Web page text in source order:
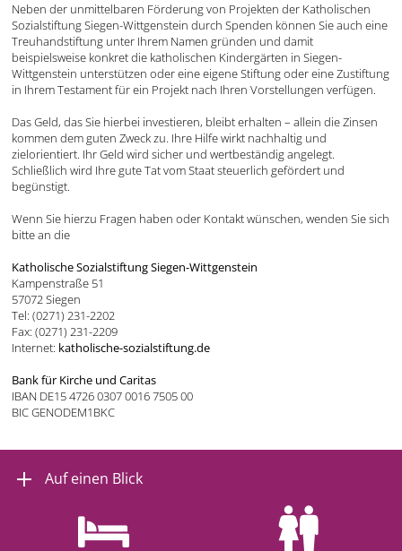
Neben der unmittelbaren Förderung von Projekten der Katholischen
Sozialstiftung Siegen-Wittgenstein durch Spenden können Sie auch eine
Treuhandstiftung unter Ihrem Namen gründen und damit
beispielsweise konkret die katholischen Kindergärten in Siegen-
Wittgenstein unterstützen oder eine eigene Stiftung oder eine Zustiftung
in Ihrem Testament für ein Projekt nach Ihren Vorstellungen verfügen.
Das Geld, das Sie hierbei investieren, bleibt erhalten – allein die Zinsen
kommen dem guten Zweck zu. Ihre Hilfe wirkt nachhaltig und
zielorientiert. Ihr Geld wird sicher und wertbeständig angelegt.
Schließlich wird Ihre gute Tat vom Staat steuerlich gefördert und
begünstigt.
Wenn Sie hierzu Fragen haben oder Kontakt wünschen, wenden Sie sich
bitte an die
Katholische Sozialstiftung Siegen-Wittgenstein
Kampenstraße 51
57072 Siegen
Tel: (0271) 231-2202
Fax: (0271) 231-2209
Internet: katholische-sozialstiftung.de
Bank für Kirche und Caritas
IBAN DE15 4726 0307 0016 7505 00
BIC GENODEM1BKC
Auf einen Blick